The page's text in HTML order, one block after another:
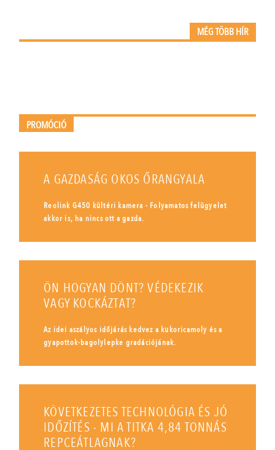
MÉG TÖBB HÍR
PROMÓCIÓ
A GAZDASÁG OKOS ŐRANGYALA
Reolink G450 kültéri kamera - Folyamatos felügyelet
akkor is, ha nincs ott a gazda.
ÖN HOGYAN DÖNT? VÉDEKEZIK
VAGY KOCKÁZTAT?
Az idei aszályos időjárás kedvez a kukoricamoly és a
gyapottok-bagolylepke gradációjának.
KÖVETKEZETES TECHNOLÓGIA ÉS JÓ
IDŐZÍTÉS - MI A TITKA 4,84 TONNÁS
REPCEÁTLAGNAK?